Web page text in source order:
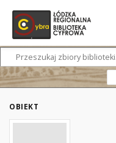
OBIEKT